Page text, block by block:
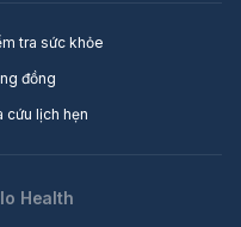
tra sức khỏe
đồng
cứu lịch hẹn
Health